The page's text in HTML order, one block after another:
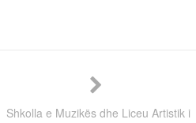
Shkolla e Muzikës dhe Liceu Artistik i